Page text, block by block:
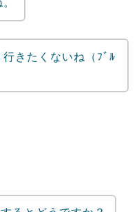
きたくないね（ﾌﾞﾙ